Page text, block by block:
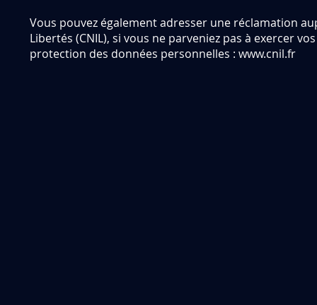
Vous pouvez également adresser une réclamation
Libertés (CNIL), si vous ne parveniez pas à exercer
protection des données personnelles : www.cnil.fr